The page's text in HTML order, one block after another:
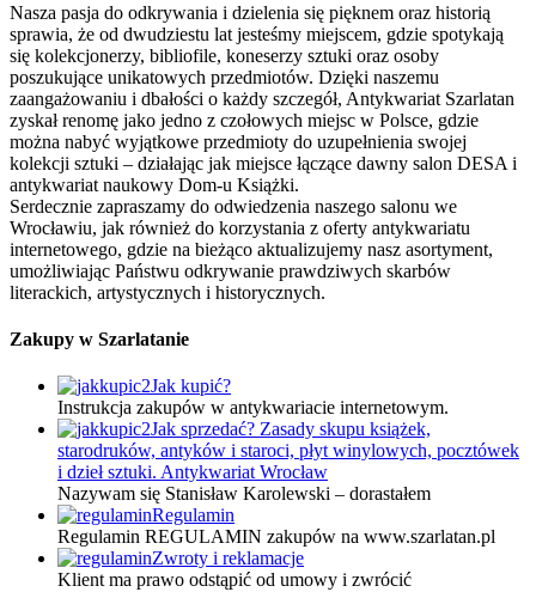
Nasza pasja do odkrywania i dzielenia się pięknem oraz historią
sprawia, że od dwudziestu lat jesteśmy miejscem, gdzie spotykają
się kolekcjonerzy, bibliofile, koneserzy sztuki oraz osoby
poszukujące unikatowych przedmiotów. Dzięki naszemu
zaangażowaniu i dbałości o każdy szczegół, Antykwariat Szarlatan
zyskał renomę jako jedno z czołowych miejsc w Polsce, gdzie
można nabyć wyjątkowe przedmioty do uzupełnienia swojej
kolekcji sztuki – działając jak miejsce łączące dawny salon DESA i
antykwariat naukowy Dom-u Książki.
Serdecznie zapraszamy do odwiedzenia naszego salonu we
Wrocławiu, jak również do korzystania z oferty antykwariatu
internetowego, gdzie na bieżąco aktualizujemy nasz asortyment,
umożliwiając Państwu odkrywanie prawdziwych skarbów
literackich, artystycznych i historycznych.
Zakupy w Szarlatanie
Jak kupić?
Instrukcja zakupów w antykwariacie internetowym.
Jak sprzedać? Zasady skupu książek,
starodruków, antyków i staroci, płyt winylowych, pocztówek
i dzieł sztuki. Antykwariat Wrocław
Nazywam się Stanisław Karolewski – dorastałem
Regulamin
Regulamin REGULAMIN zakupów na www.szarlatan.pl
Zwroty i reklamacje
Klient ma prawo odstąpić od umowy i zwrócić